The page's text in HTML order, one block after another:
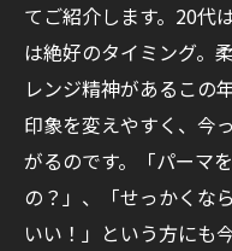
てご紹介します。20代
は絶好のタイミング。
レンジ精神があるこの
印象を変えやすく、今
がるのです。「パーマ
の？」、「せっかくな
いい！」という方にも